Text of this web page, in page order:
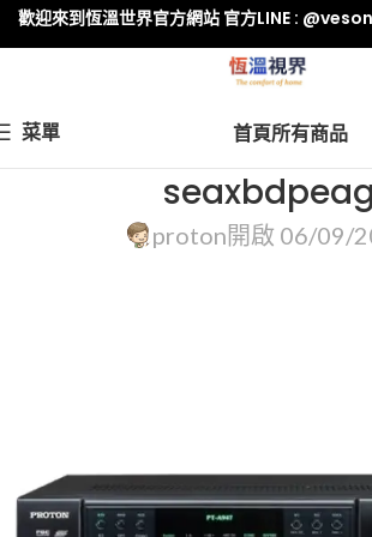
菜單 首頁所有商品
seaxbdpeag
proton開啟 06/09/
歡迎來到恆溫世界官方網站 官方LINE :